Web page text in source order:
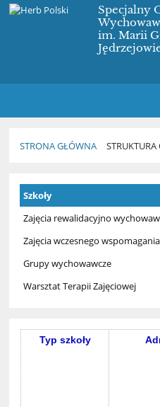
Specjalny
im. Marii
STRONA GŁÓWNA STRUKTURA
Struktura
Ośrodka
Szkoły
Zajęcia rewalidacyjno
Zajęcia wczesnego
Grupy wychowawcze
Warsztat Terapii Zajęciowej
Typ szkoły